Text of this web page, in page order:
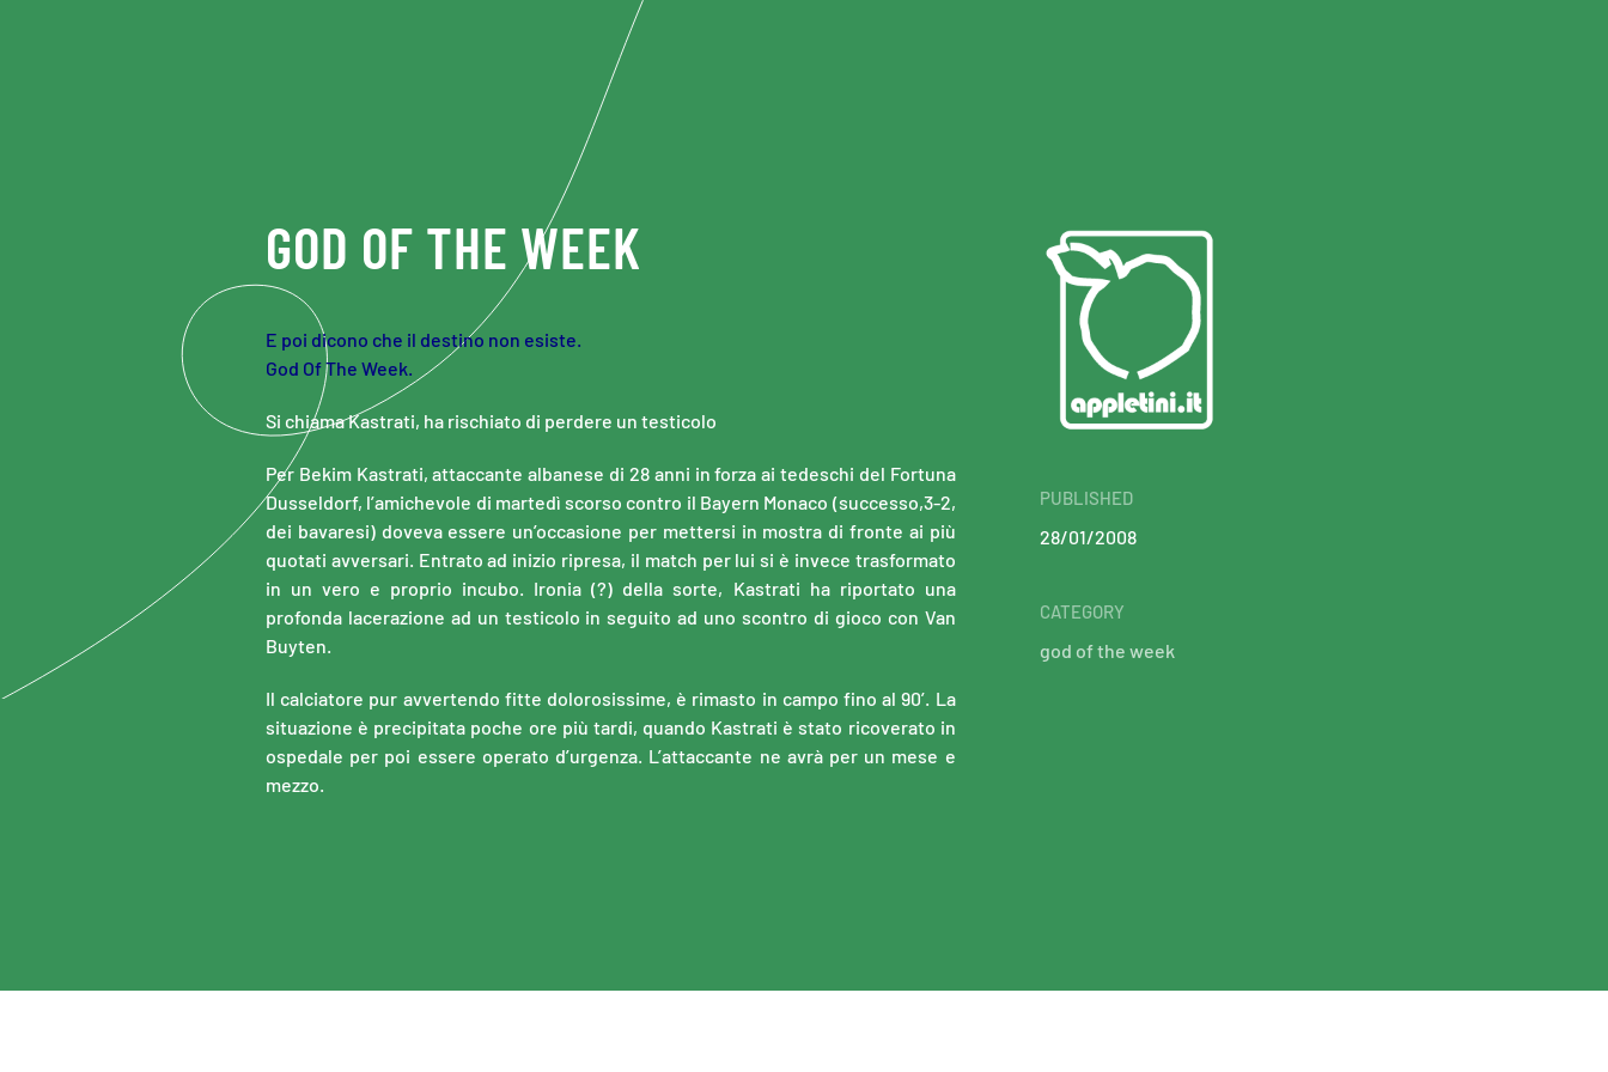
GOD OF THE WEEK
E poi dicono che il destino non esiste.
God Of The Week.
Si chiama Kastrati, ha rischiato di perdere un testicolo
Per Bekim Kastrati, attaccante albanese di 28 anni in forza ai tedeschi del Fortuna
Dusseldorf, l’amichevole di martedì scorso contro il Bayern Monaco (successo,3-2,
dei bavaresi) doveva essere un’occasione per mettersi in mostra di fronte ai più
quotati avversari. Entrato ad inizio ripresa, il match per lui si è invece trasformato
in un vero e proprio incubo. Ironia (?) della sorte, Kastrati ha riportato una
profonda lacerazione ad un testicolo in seguito ad uno scontro di gioco con Van
Buyten.
Il calciatore pur avvertendo fitte dolorosissime, è rimasto in campo fino al 90’. La
situazione è precipitata poche ore più tardi, quando Kastrati è stato ricoverato in
ospedale per poi essere operato d’urgenza. L’attaccante ne avrà per un mese e
mezzo.
PUBLISHED
28/01/2008
CATEGORY
god of the week